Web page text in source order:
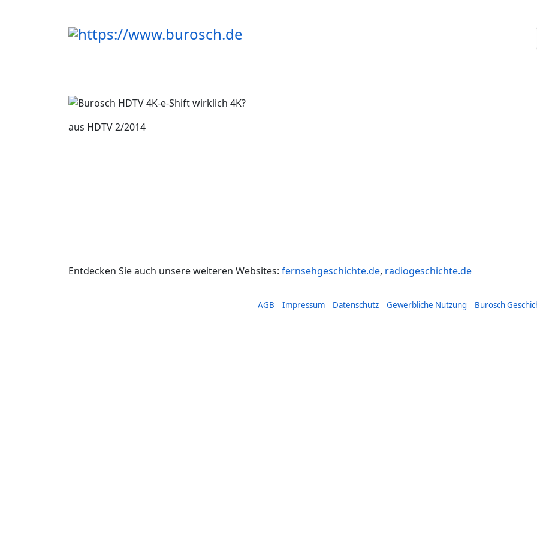
aus HDTV 2/2014
Entdecken Sie auch unsere weiteren Websites: fernsehgeschichte.de, radiogeschichte.de
AGB Impressum Datenschutz Gewerbliche Nutzung Burosch